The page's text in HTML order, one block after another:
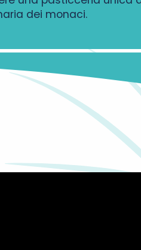
dei monaci.